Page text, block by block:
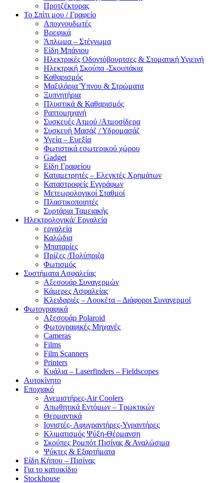
Προτζέκτορας
Το Σπίτι μου / Γραφείο
Αποχνουδωτές
Βρεφικά
Άπλωμα – Στέγνωμα
Είδη Μπάνιου
Ηλεκτρικές Οδοντόβουρτσες & Στοματική Υγιεινή
Ηλεκτρική Σκούπα -Σκουπάκια
Καθαρισμός
Μαξιλάρια Ύπνου & Στρώματα
Ξυπνητήρια
Πλυστικά & Καθαρισμός
Ραπτομηχανή
Συσκευές Ατμού /Ατμοσίδερα
Συσκευή Μασάζ / Υδρομασάζ
Υγεία – Ευεξία
Φωτιστικά εσωτερικού χώρου
Gadget
Είδη Γραφείου
Καταμετρητές – Ελεγκτές Χρημάτων
Καταστροφείς Εγγράφων
Μετεωρολογικοί Σταθμοί
Πλαστικοποιητές
Συρτάρια Ταμειακής
Ηλεκτρολογικά/ Εργαλεία
εργαλεία
Καλώδια
Μπαταρίες
Πρίζες /Πολύπριζα
Φωτισμός
Συστήματα Ασφαλείας
Αξεσουάρ Συναγερμών
Κάμερες Ασφαλείας
Κλειδαριές – Λουκέτα – Διάφοροι Συναγερμοί
Φωτογραφικά
Αξεσουάρ Polaroid
Φωτογραφικές Μηχανές
Cameras
Films
Film Scanners
Printers
Κυάλια – Laserfinders – Fieldscopes
Αυτοκίνητο
Εποχιακό
Ανεμιστήρες-Air Coolers
Απωθητικά Εντόμων – Τρωκτικών
Θερμαντικά
Ιονιστές- Αφυγραντήρες-Υγραντήρες
Κλιματισμός Ψύξη-Θέρμανση
Σκούπες Ρομπότ Πισίνας & Αναλώσιμα
Ψύκτες & Εξαρτήματα
Είδη Κήπου – Πισίνας
Για το κατοικίδιο
Stockhouse